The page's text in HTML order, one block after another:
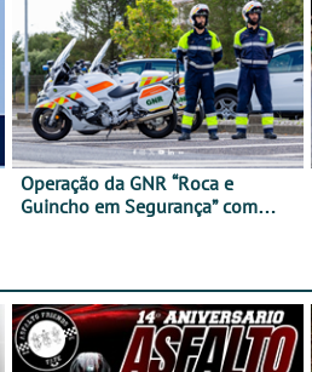
Operação da GNR “Roca e
Guincho em Segurança” com